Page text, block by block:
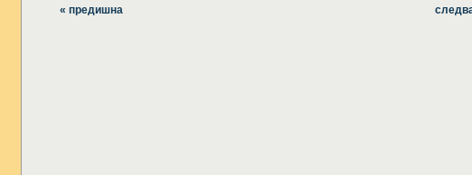
« предишна